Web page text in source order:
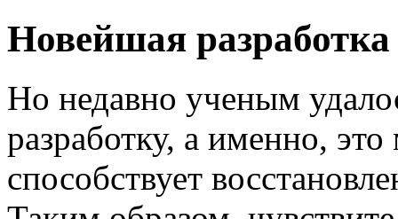
Новейшая
Но недавно ученым
разработку, а именно,
способствует